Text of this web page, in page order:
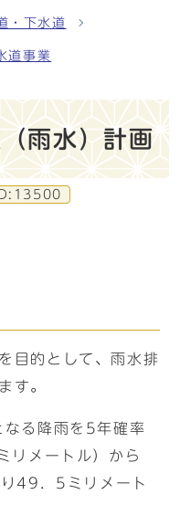
・下水道
道事業
雨水）計画
目的として、雨水排
す。
る降雨を5年確率
リメートル）から
49．5ミリメート